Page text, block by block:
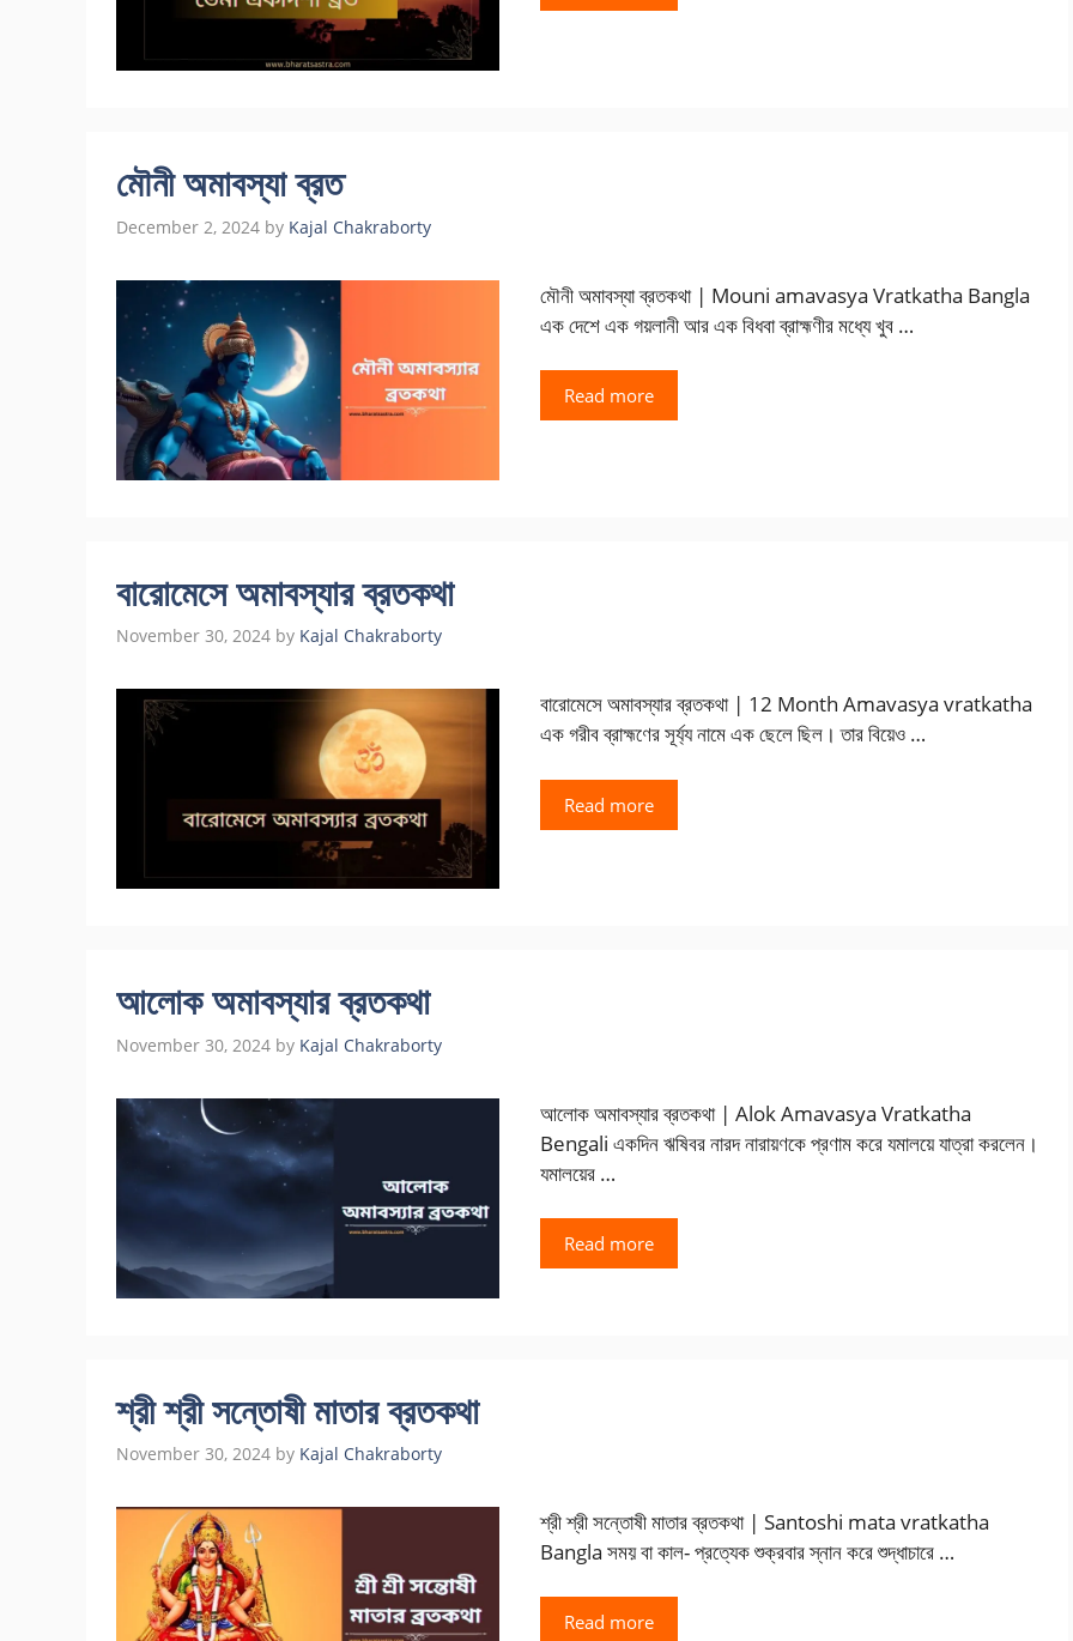
মৌনী অমাবস্যা ব্রত
December 2, 2024 by Kajal Chakraborty
মৌনী অমাবস্যা ব্রতকথা | Mouni amavasya Vratkatha Bangla
এক দেশে এক গয়লানী আর এক বিধবা ব্রাহ্মণীর মধ্যে খুব …
Read more
বারোমেসে অমাবস্যার ব্রতকথা
November 30, 2024 by Kajal Chakraborty
বারোমেসে অমাবস্যার ব্রতকথা | 12 Month Amavasya vratkatha
এক গরীব ব্রাহ্মণের সূর্য্য নামে এক ছেলে ছিল। তার বিয়েও …
Read more
আলোক অমাবস্যার ব্রতকথা
November 30, 2024 by Kajal Chakraborty
আলোক অমাবস্যার ব্রতকথা | Alok Amavasya Vratkatha
Bengali একদিন ঋষিবর নারদ নারায়ণকে প্রণাম করে যমালয়ে যাত্রা করলেন।
যমালয়ের …
Read more
শ্রী শ্রী সন্তোষী মাতার ব্রতকথা
November 30, 2024 by Kajal Chakraborty
শ্রী শ্রী সন্তোষী মাতার ব্রতকথা | Santoshi mata vratkatha
Bangla সময় বা কাল- প্রত্যেক শুক্রবার স্নান করে শুদ্ধাচারে …
Read more